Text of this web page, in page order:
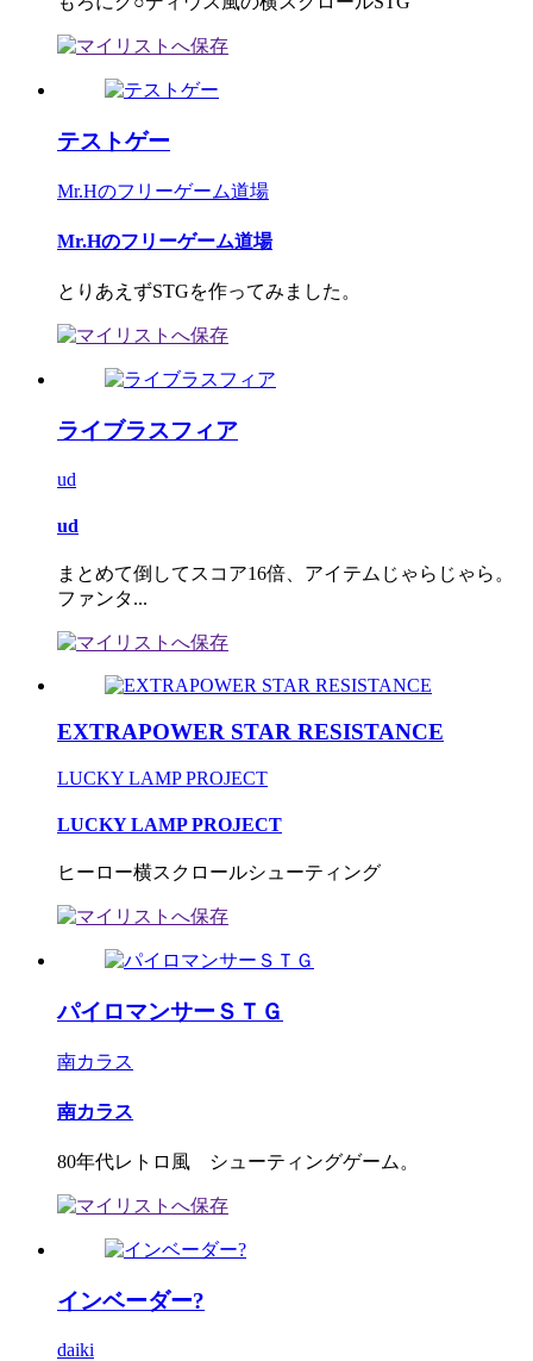
テストゲー
Mr.Hのフリーゲーム道場
Mr.Hのフリーゲーム道場
とりあえずSTGを作ってみました。
ライブラスフィア
ud
ud
まとめて倒してスコア16倍、アイテムじゃらじゃら。
ファンタ...
EXTRAPOWER STAR RESISTANCE
LUCKY LAMP PROJECT
LUCKY LAMP PROJECT
ヒーロー横スクロールシューティング
パイロマンサーＳＴＧ
南カラス
南カラス
80年代レトロ風 シューティングゲーム。
インベーダー?
daiki